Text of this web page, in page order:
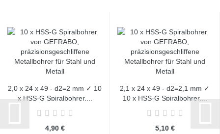
2,0 x 24 x 49 - d2=2 mm ✓ 10
x HSS-G Spiralbohrer,...
4,90 €
2,1 x 24 x 49 - d2=2,1 mm ✓
10 x HSS-G Spiralbohrer,...
5,10 €